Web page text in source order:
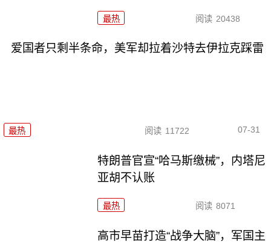
最热 阅读 20438
爱国者只剩半条命，美军却拉着沙特去伊拉克踩雷
最热 阅读 11722 07-31
特朗普官宣“哈马斯缴械”，内塔尼
亚胡不认账
最热 阅读 8071
高市早苗打造“战争大脑”，军国主